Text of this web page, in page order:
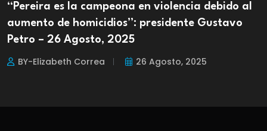
“Pereira es la campeona en violencia debido al
aumento de homicidios”: presidente Gustavo
Petro – 26 Agosto, 2025
BY-Elizabeth Correa 26 Agosto, 2025